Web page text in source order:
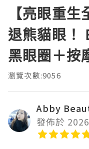
【亮眼重
退熊貓眼！
黑眼圈＋按
瀏覽次數:9056
Abby
發佈於